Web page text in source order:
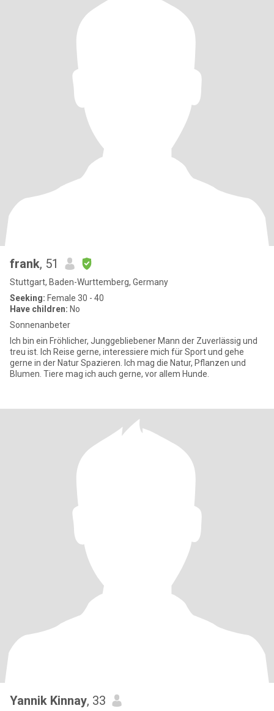
frank, 51
Stuttgart, Baden-Wurttemberg, Germany
Seeking: Female 30 - 40
Have children: No
Sonnenanbeter
Ich bin ein Fröhlicher, Junggebliebener Mann der Zuverlässig und
treu ist. Ich Reise gerne, interessiere mich für Sport und gehe
gerne in der Natur Spazieren. Ich mag die Natur, Pflanzen und
Blumen. Tiere mag ich auch gerne, vor allem Hunde.
Yannik Kinnay, 33